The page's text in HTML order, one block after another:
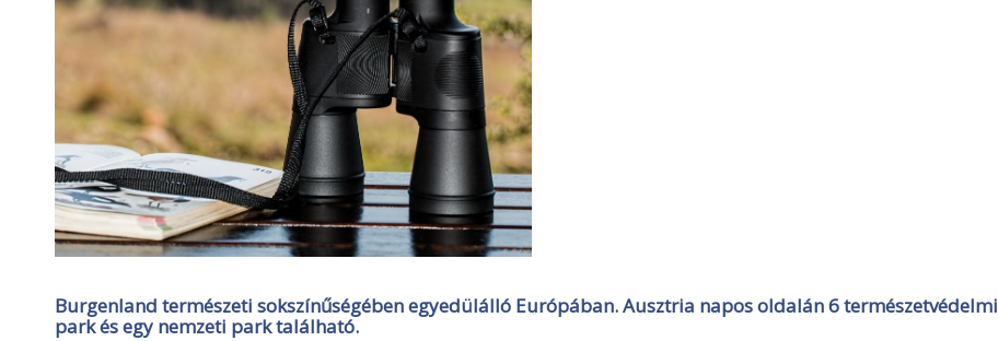
Burgenland természeti sokszínűségében egyedülálló Európában. Ausztria napos oldalán 6 természetvédelmi
park és egy nemzeti park található.